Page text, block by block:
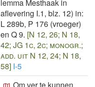
lemma Mesthaak in
aflevering I.1, blz. 12) in:
L 289b, P 176 (vroeger)
en Q 9. [N 12, 26; N 18,
42; JG 1c, 2c; monogr.;
add. uit N 12, 24; N 18,
58] I-5